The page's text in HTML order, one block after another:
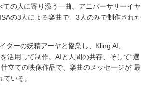
の人に寄り添う一曲。アニバーサリーイヤ
の3人による楽曲で、3人のみで制作された
ーの妖精アーヤと協業し、Kling AI、
活用して制作。AIと人間の共存、そして“選
立ての映像作品で、楽曲のメッセージが“最
いる。